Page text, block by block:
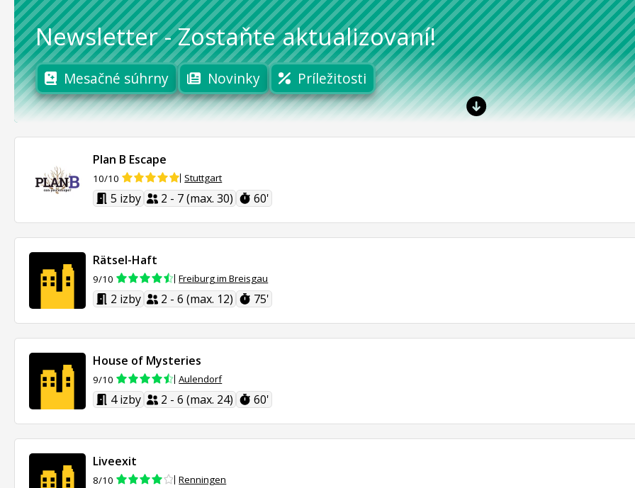
Newsletter -Zostaňte aktualizovaní!
Mesačné súhrny Novinky Príležitosti
Plan B Escape
10/10 Stuttgart
5 izby 2 - 7 (max. 30) 60'
Rätsel-Haft
9/10 Freiburg im Breisgau
2 izby 2 - 6 (max. 12) 75'
House of Mysteries
9/10 Aulendorf
4 izby 2 - 6 (max. 24) 60'
Liveexit
8/10 Renningen